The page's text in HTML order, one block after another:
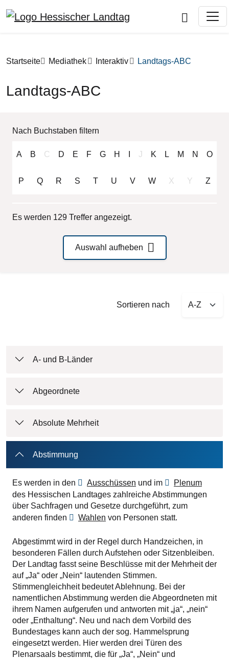
Pfadnavigation
Startseite Mediathek Interaktiv Landtags-ABC
Landtags-ABC
Nach Buchstaben filtern
A B C D E F G H J K L M N O
P Q R S T U V W X Y Z
Es werden 129 Treffer angezeigt.
Auswahl aufheben
Sortieren nach
A- und B-Länder
Abgeordnete
Absolute Mehrheit
Abstimmung
Es werden in den Ausschüssen und im
Plenum
des Hessischen Landtages zahlreiche Abstimmungen
über Sachfragen und Gesetze durchgeführt, zum
anderen finden
Wahlen von Personen statt.
Abgestimmt wird in der Regel durch Handzeichen, in
besonderen Fällen durch Aufstehen oder Sitzenbleiben.
Der Landtag fasst seine Beschlüsse mit der Mehrheit der
auf „Ja“ oder „Nein“ lautenden Stimmen.
Stimmengleichheit bedeutet Ablehnung. Bei der
namentlichen Abstimmung werden die Abgeordneten mit
ihrem Namen aufgerufen und antworten mit „ja“, „nein“
oder „Enthaltung“. Neu und nach dem Vorbild des
Bundestages kann auch der sog. Hammelsprung
eingesetzt werden. Hier werden drei Türen des
Plenarsaals bestimmt, die für „Ja“, „Nein“ und